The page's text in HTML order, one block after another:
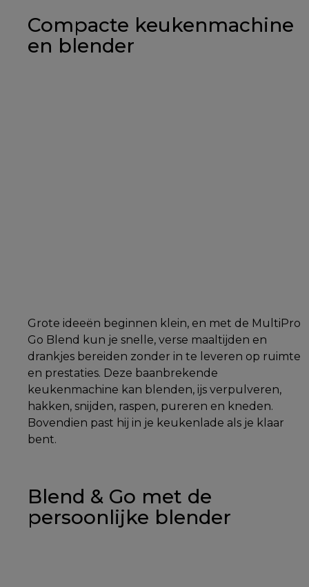
Compacte keukenmachine
en blender
Grote ideeën beginnen klein, en met de MultiPro
Go Blend kun je snelle, verse maaltijden en
drankjes bereiden zonder in te leveren op ruimte
en prestaties. Deze baanbrekende
keukenmachine kan blenden, ijs verpulveren,
hakken, snijden, raspen, pureren en kneden.
Bovendien past hij in je keukenlade als je klaar
bent.
Blend & Go met de
persoonlijke blender